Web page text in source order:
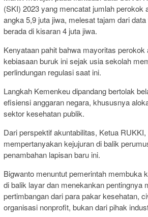
(SKI) 2023 yang mencatat jumlah perokok
angka 5,9 juta jiwa, melesat tajam dari
berada di kisaran 4 juta jiwa.
Kenyataan pahit bahwa mayoritas perokok
kebiasaan buruk ini sejak usia sekolah
perlindungan regulasi saat ini.
Langkah Kemenkeu dipandang bertolak
efisiensi anggaran negara, khususnya
sektor kesehatan publik.
Dari perspektif akuntabilitas, Ketua
mempertanyakan kejujuran di balik
penambahan lapisan baru ini.
Bigwanto menuntut pemerintah membuka
di balik layar dan menekankan pentingnya
pertimbangan dari para pakar kesehatan,
organisasi nonprofit, bukan dari pihak